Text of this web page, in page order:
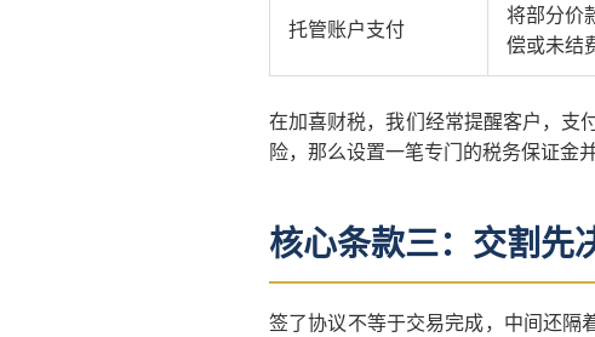
托管账户支付
将部分价
偿或未结
在加喜财税，我们经常提醒客户，支
险，那么设置一笔专门的税务保证金
核心条款三：交割
签了协议不等于交易完成，中间还隔